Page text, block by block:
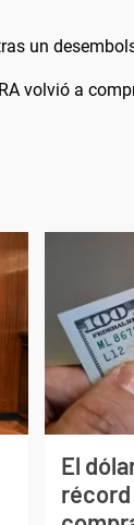
un
volvió a
El
récord